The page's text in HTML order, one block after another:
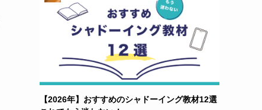
【2026年】おすすめのシャドーイング教材12選